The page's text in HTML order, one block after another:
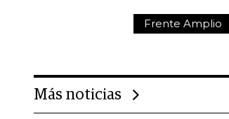
Frente Amplio
Más noticias